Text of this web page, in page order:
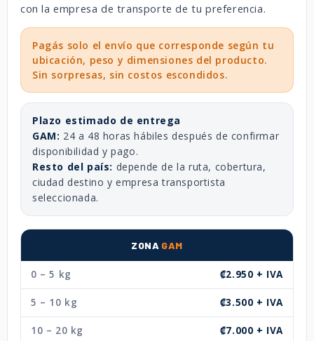
con la empresa de transporte de tu preferencia.
Pagás solo el envío que corresponde según tu
ubicación, peso y dimensiones del producto.
Sin sorpresas, sin costos escondidos.
Plazo estimado de entrega
GAM: 24 a 48 horas hábiles después de confirmar
disponibilidad y pago.
Resto del país: depende de la ruta, cobertura,
ciudad destino y empresa transportista
seleccionada.
ZONA GAM
0 – 5 kg ₡2.950 + IVA
5 – 10 kg ₡3.500 + IVA
10 – 20 kg ₡7.000 + IVA